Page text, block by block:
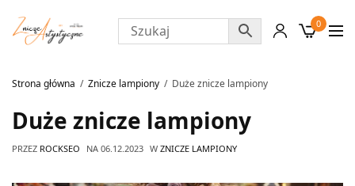
0
Strona główna Znicze lampiony Duże znicze lampiony
Duże znicze lampiony
PRZEZ ROCKSEO NA 06.12.2023 W ZNICZE LAMPIONY